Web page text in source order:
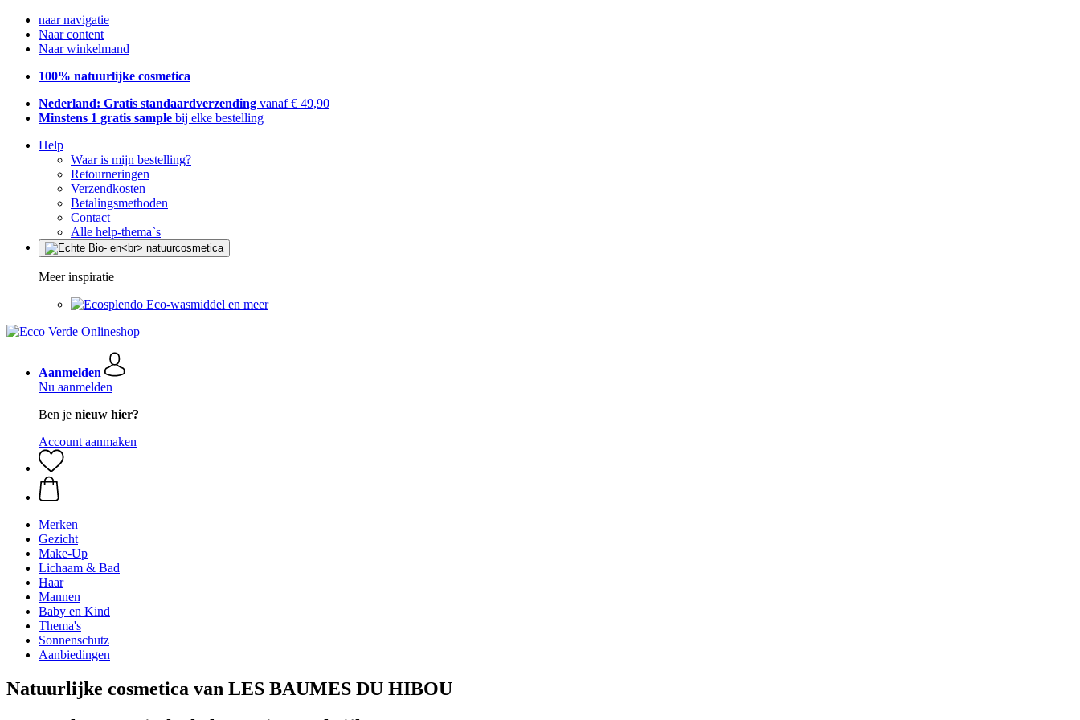
naar navigatie
Naar content
Naar winkelmand
100% natuurlijke cosmetica
Nederland: Gratis standaardverzending vanaf € 49,90
Minstens 1 gratis sample bij elke bestelling
Help
Waar is mijn bestelling?
Retourneringen
Verzendkosten
Betalingsmethoden
Contact
Alle help-thema`s
Meer inspiratie
Eco-wasmiddel en meer
Aanmelden
Nu aanmelden
Ben je nieuw hier?
Account aanmaken
Merken
Gezicht
Make-Up
Lichaam & Bad
Haar
Mannen
Baby en Kind
Thema's
Sonnenschutz
Aanbiedingen
Natuurlijke cosmetica van LES BAUMES DU HIBOU